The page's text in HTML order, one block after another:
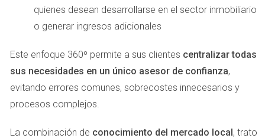
suficientes, esta puede ser una opción para evitar
tu liquidez en la compra.
Es recomendable realizar un análisis detallado de tu
situación económica y consultar con un asesor financiero
antes de tomar cualquier decisión. La planificación es
clave para garantizar que tu inversión resulte beneficiosa a
quienes desean desarrollarse en el sector inmobiliario
o generar ingresos adicionales
Este enfoque 360º permite a sus clientes centralizar todas
sus necesidades en un único asesor de confianza,
evitando errores comunes, sobrecostes innecesarios y
procesos complejos.
La combinación de conocimiento del mercado local, trato